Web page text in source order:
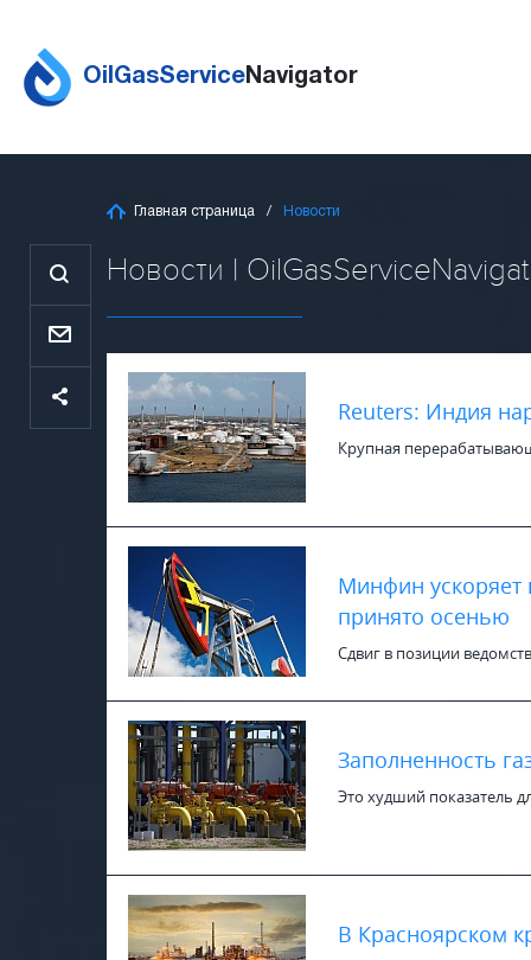
OilGasServiceNavigator
Главная страница Новости
Новости |
Reuters: Индия
Крупная
Минфин
принято осенью
Сдвиг в позиции
Заполненность
Это худший показатель
В Красноярском